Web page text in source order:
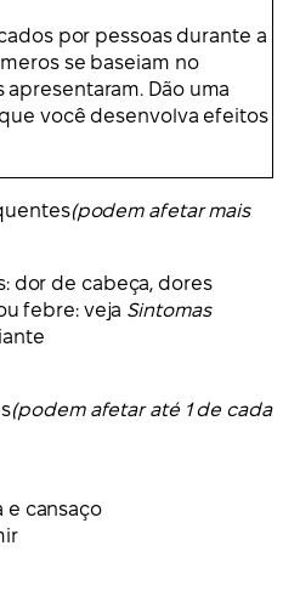
por pessoas durante a
se baseiam no
Dão uma
você desenvolva efeitos
(podem afetar mais
dor de cabeça, dores
febre: veja Sintomas
(podem afetar até 1 de cada
e cansaço